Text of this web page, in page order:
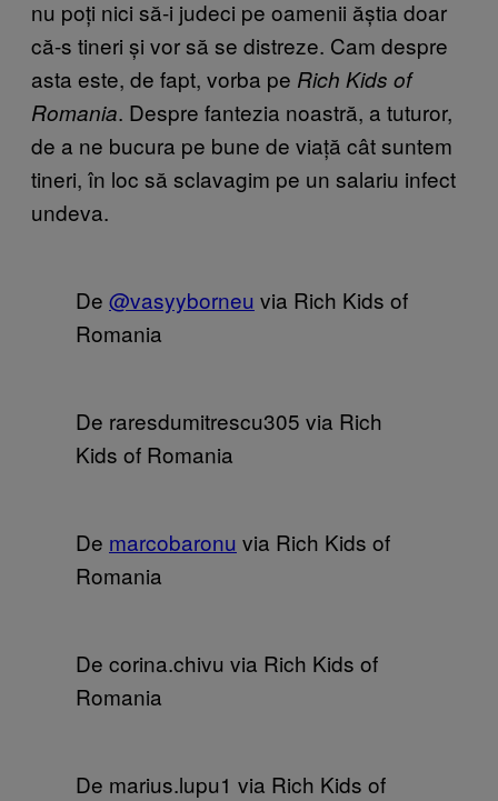
nu poți nici să-i judeci pe oamenii ăștia doar
că-s tineri și vor să se distreze. Cam despre
asta este, de fapt, vorba pe Rich Kids of
Romania. Despre fantezia noastră, a tuturor,
de a ne bucura pe bune de viață cât suntem
tineri, în loc să sclavagim pe un salariu infect
undeva.
De @vasyyborneu via Rich Kids of
Romania
De raresdumitrescu305 via Rich
Kids of Romania
De marcobaronu via Rich Kids of
Romania
De corina.chivu via Rich Kids of
Romania
De marius.lupu1 via Rich Kids of